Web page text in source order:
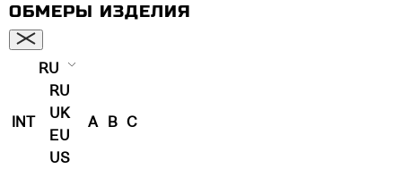
ОБМЕРЫ ИЗДЕЛИЯ
INT
RU
RU
UK
EU
US
A B C